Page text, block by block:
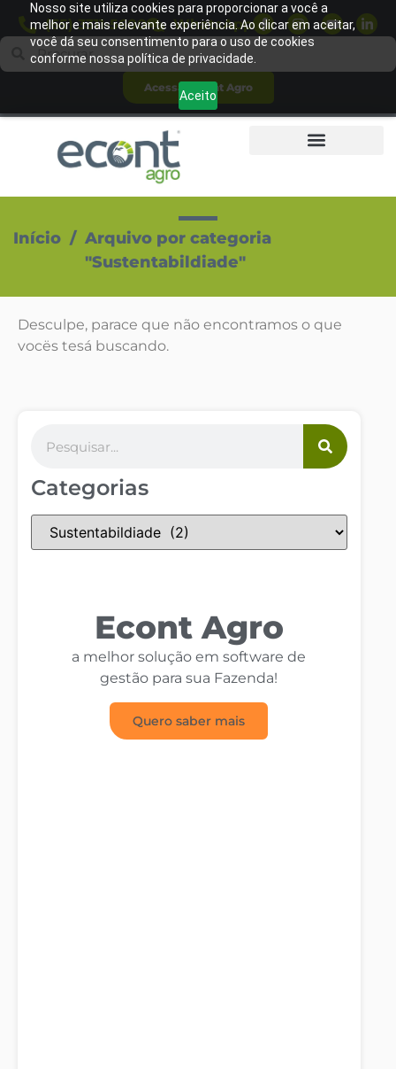
Nosso site utiliza cookies para proporcionar a você a
melhor e mais relevante experiência. Ao clicar em aceitar,
você dá seu consentimento para o uso de cookies
conforme nossa política de privacidade.
Aceito
(65) 3311-5600 WhatsApp
Acessar Econt Agro
Início / Arquivo por categoria
"Sustentabildiade"
Desculpe, parace que não encontramos o que
vocës tesá buscando.
Categorias
Econt Agro
a melhor solução em software de
gestão para sua Fazenda!
Quero saber mais